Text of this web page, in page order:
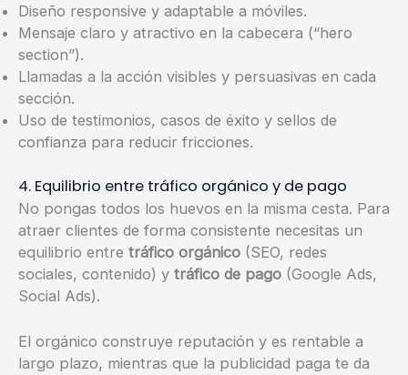
Diseño responsive y adaptable a móviles.
Mensaje claro y atractivo en la cabecera (“hero
section”).
Llamadas a la acción visibles y persuasivas en cada
sección.
Uso de testimonios, casos de éxito y sellos de
confianza para reducir fricciones.
4. Equilibrio entre tráfico orgánico y de pago
No pongas todos los huevos en la misma cesta. Para
atraer clientes de forma consistente necesitas un
equilibrio entre tráfico orgánico (SEO, redes
sociales, contenido) y tráfico de pago (Google Ads,
Social Ads).
El orgánico construye reputación y es rentable a
largo plazo, mientras que la publicidad paga te da